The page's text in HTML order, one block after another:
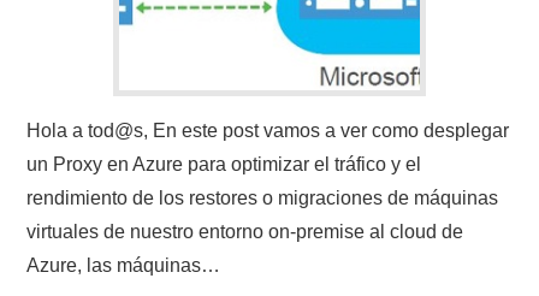
Hola a tod@s, En este post vamos a ver como desplegar
un Proxy en Azure para optimizar el tráfico y el
rendimiento de los restores o migraciones de máquinas
virtuales de nuestro entorno on-premise al cloud de
Azure, las máquinas…